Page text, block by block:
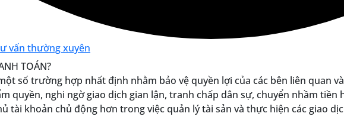
vấn thường xuyên
số trường hợp nhất định nhằm bảo vệ quyền lợi của các bên liên quan
quyền, nghi ngờ giao dịch gian lận, tranh chấp dân sự, chuyển nhầm
tài khoản chủ động hơn trong việc quản lý tài sản và thực hiện các giao